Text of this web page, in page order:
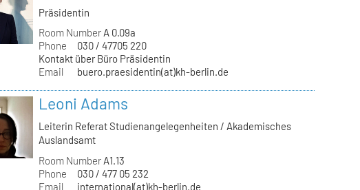
Präsidentin
Room Number A 0.09a
Phone
030 / 47705 220
Kontakt über Büro Präsidentin
Email
buero.praesidentin(at)kh-berlin.de
Leoni Adams
Leiterin Referat Studienangelegenheiten / Akademisches
Auslandsamt
Room Number A1.13
Phone
030 / 477 05 232
Email
international(at)kh-berlin.de